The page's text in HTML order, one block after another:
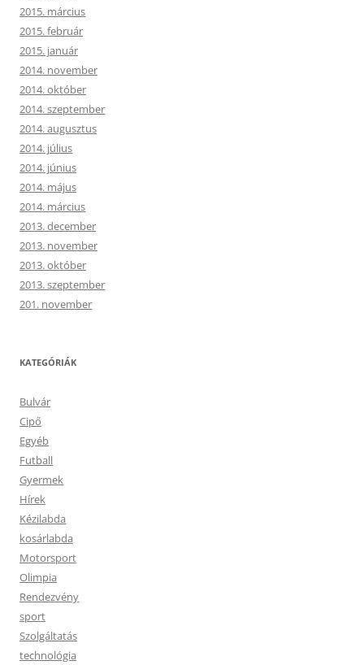
2015. március
2015. február
2015. január
2014. november
2014. október
2014. szeptember
2014. augusztus
2014. július
2014. június
2014. május
2014. március
2013. december
2013. november
2013. október
2013. szeptember
201. november
KATEGÓRIÁK
Bulvár
Cipő
Egyéb
Futball
Gyermek
Hírek
Kézilabda
kosárlabda
Motorsport
Olimpia
Rendezvény
sport
Szolgáltatás
technológia